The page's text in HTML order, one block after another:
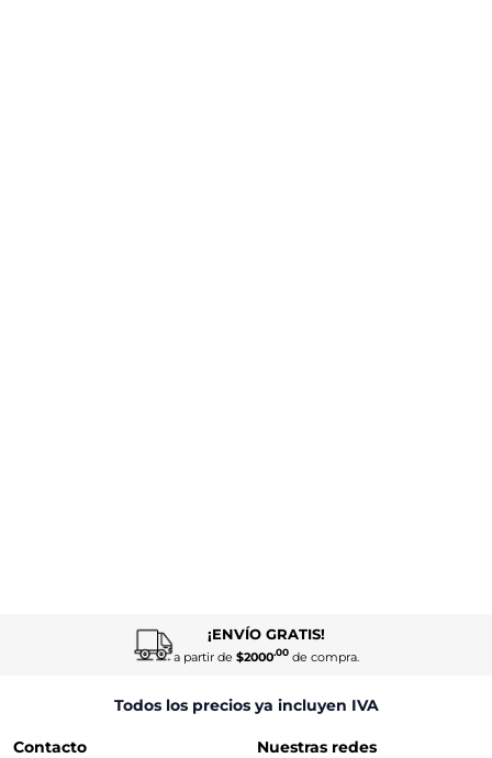
¡ENVÍO GRATIS!
a partir de $2000.00de compra.
Todos los precios ya incluyen IVA
Contacto Nuestras redes